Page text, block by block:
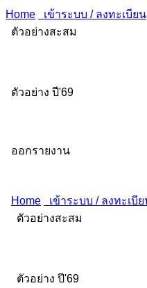
Home เข้าระบบ / ลงทะเบียน
ตัวอย่างสะสม
ตัวอย่าง ปี'69
ออกรายงาน